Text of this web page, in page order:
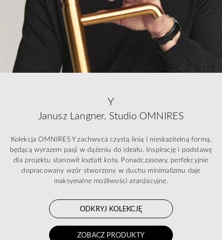
Y
Janusz Langner, Studio OMNIRES
Kolekcja OMNIRES Y zachwyca czystą linią i nieskazitelną formą,
będącą wyrazem pasji w dążeniu do ideału. Inspirację i podstawę
dla projektu stanowił kształt koła. Ponadczasowy, perfekcyjnie
dopracowany wzór stworzony w duchu minimalizmu daje
maksymalne możliwości aranżacyjne.
ODKRYJ KOLEKCJĘ
ZOBACZ PRODUKTY